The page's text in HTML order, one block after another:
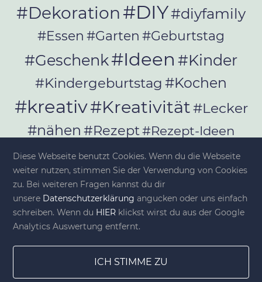
#Dekoration #DIY#diyfamily
#Essen #Garten #Geburtstag
#Geschenk#Ideen #Kinder
#Kindergeburtstag #Kochen
#kreativ#Kreativität#Lecker
#nähen #Rezept#Rezept-Ideen
#Rezepte#selber_bauen
#selber_machen
#Selbermachen#selber_nähen
#Selfmade#Sommer
#Upcycling#Werkeln
Diese Webseite benutzt Cookies. Wenn du die Webseite
weiter nutzen, stimmen Sie der Verwendung von Cookies
zu. Bei weiteren Fragen kannst du dir
unsere Datenschutzerklärung angucken oder uns einfach
schreiben. Wenn du HIER klickst wirst du aus der Google
Analytics Auswertung entfernt.
ICH STIMME ZU